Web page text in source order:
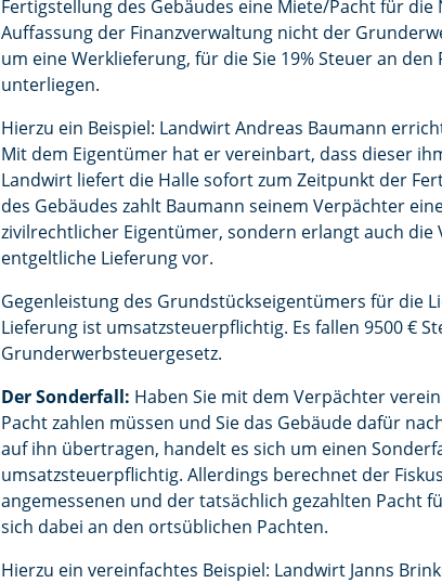
Fertigstellung des Gebäudes eine Miete/Pacht für
Auffassung der Finanzverwaltung nicht der
um eine Werklieferung, für die Sie 19% Steuer an
unterliegen.
Hierzu ein Beispiel: Landwirt Andreas Baumann
Mit dem Eigentümer hat er vereinbart, dass dieser
Landwirt liefert die Halle sofort zum Zeitpunkt der
des Gebäudes zahlt Baumann seinem Verpächter
zivilrechtlicher Eigentümer, sondern erlangt auch
entgeltliche Lieferung vor.
Gegenleistung des Grundstückseigentümers für die
Lieferung ist umsatzsteuerpflichtig. Es fallen 9500 €
Grunderwerbsteuergesetz.
Der Sonderfall: Haben Sie mit dem Verpächter
Pacht zahlen müssen und Sie das Gebäude dafür
auf ihn übertragen, handelt es sich um einen
umsatzsteuerpflichtig. Allerdings berechnet der
angemessenen und der tatsächlich gezahlten Pacht
sich dabei an den ortsüblichen Pachten.
Hierzu ein vereinfachtes Beispiel: Landwirt Janns